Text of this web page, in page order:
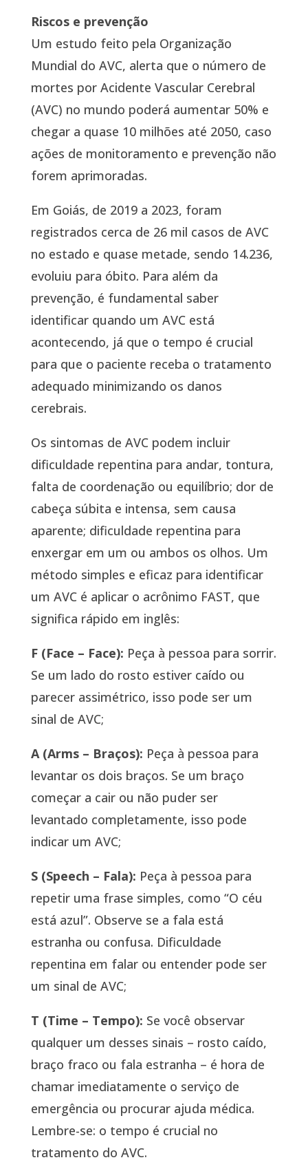
Riscos e prevenção
Um estudo feito pela Organização
Mundial do AVC, alerta que o número de
mortes por Acidente Vascular Cerebral
(AVC) no mundo poderá aumentar 50% e
chegar a quase 10 milhões até 2050, caso
ações de monitoramento e prevenção não
forem aprimoradas.
Em Goiás, de 2019 a 2023, foram
registrados cerca de 26 mil casos de AVC
no estado e quase metade, sendo 14.236,
evoluiu para óbito. Para além da
prevenção, é fundamental saber
identificar quando um AVC está
acontecendo, já que o tempo é crucial
para que o paciente receba o tratamento
adequado minimizando os danos
cerebrais.
Os sintomas de AVC podem incluir
dificuldade repentina para andar, tontura,
falta de coordenação ou equilíbrio; dor de
cabeça súbita e intensa, sem causa
aparente; dificuldade repentina para
enxergar em um ou ambos os olhos. Um
método simples e eficaz para identificar
um AVC é aplicar o acrônimo FAST, que
significa rápido em inglês:
F (Face – Face): Peça à pessoa para sorrir.
Se um lado do rosto estiver caído ou
parecer assimétrico, isso pode ser um
sinal de AVC;
A (Arms – Braços): Peça à pessoa para
levantar os dois braços. Se um braço
começar a cair ou não puder ser
levantado completamente, isso pode
indicar um AVC;
S (Speech – Fala): Peça à pessoa para
repetir uma frase simples, como “O céu
está azul”. Observe se a fala está
estranha ou confusa. Dificuldade
repentina em falar ou entender pode ser
um sinal de AVC;
T (Time – Tempo): Se você observar
qualquer um desses sinais – rosto caído,
braço fraco ou fala estranha – é hora de
chamar imediatamente o serviço de
emergência ou procurar ajuda médica.
Lembre-se: o tempo é crucial no
tratamento do AVC.